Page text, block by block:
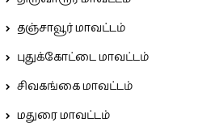
தஞ்சாவூர் மாவட்டம்
புதுக்கோட்டை மாவட்டம்
சிவகங்கை மாவட்டம்
மதுரை மாவட்டம்